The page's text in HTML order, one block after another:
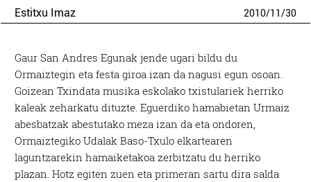
Estitxu Imaz 2010/11/30
Gaur San Andres Egunak jende ugari bildu du
Ormaiztegin eta festa giroa izan da nagusi egun osoan.
Goizean Txindata musika eskolako txistulariek herriko
kaleak zeharkatu dituzte. Eguerdiko hamabietan Urmaiz
abesbatzak abestutako meza izan da eta ondoren,
Ormaiztegiko Udalak Baso-Txulo elkartearen
laguntzarekin hamaiketakoa zerbitzatu du herriko
plazan. Hotz egiten zuen eta primeran sartu dira salda